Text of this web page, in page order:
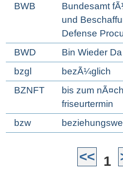
BWB
Bundesamt
und
Defense
BWD
Bin Wieder Da
bzgl
bezÃ¼glich
BZNFT
bis zum
friseurtermin
bzw
<< 1